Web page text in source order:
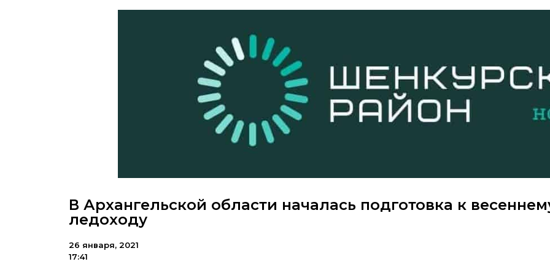
В Архангельской области началась подготовка к
ледоходу
26 января, 2021
17:41